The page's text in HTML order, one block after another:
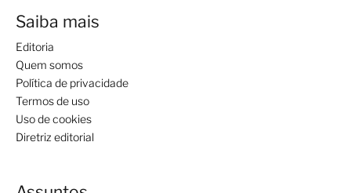
Saiba mais
Editoria
Quem somos
Política de privacidade
Termos de uso
Uso de cookies
Diretriz editorial